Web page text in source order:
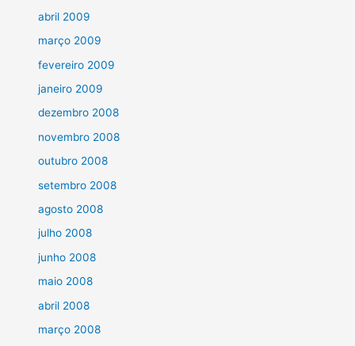
abril 2009
março 2009
fevereiro 2009
janeiro 2009
dezembro 2008
novembro 2008
outubro 2008
setembro 2008
agosto 2008
julho 2008
junho 2008
maio 2008
abril 2008
março 2008